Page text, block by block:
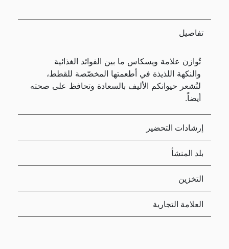
تفاصيل
تُوازن علامة ويسكاس ما بين الفوائد الغذائية
والنكهة اللذيذة في أطعمتها المخصّصة للقطط،
لتُشعر حيوانكم الأليف بالسعادة وتحافظ على صحته
أيضاً.
إرشادات التحضير
بلد المنشأ
التخزين
العلامة التجارية